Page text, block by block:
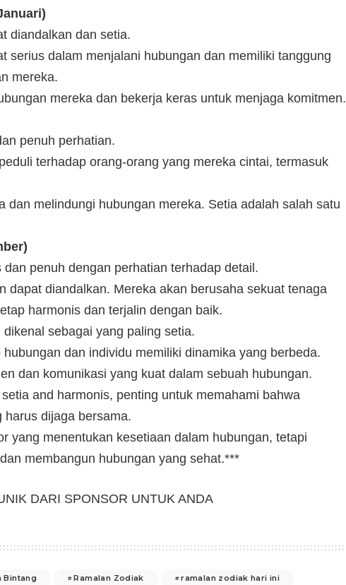
diandalkan dan setia.
serius dalam menjalani hubungan dan memiliki tanggung
mereka.
mereka dan bekerja keras untuk menjaga komitmen.
penuh perhatian.
terhadap orang-orang yang mereka cintai, termasuk
dan melindungi hubungan mereka. Setia adalah salah satu
penuh dengan perhatian terhadap detail.
dapat diandalkan. Mereka akan berusaha sekuat tenaga
harmonis dan terjalin dengan baik.
sebagai yang paling setia.
dan individu memiliki dinamika yang berbeda.
dan komunikasi yang kuat dalam sebuah hubungan.
and harmonis, penting untuk memahami bahwa
harus dijaga bersama.
yang menentukan kesetiaan dalam hubungan, tetapi
membangun hubungan yang sehat.***
DARI SPONSOR UNTUK ANDA
Bintang Ramalan Zodiak
ramalan zodiak hari ini